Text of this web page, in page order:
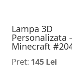
Lampa 3D
Personalizata
Minecraft
Pret: 145 Lei